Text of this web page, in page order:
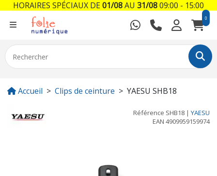
0
Accueil Clips de ceinture YAESU SHB18
Référence SHB18 | YAESU
EAN 4909959159974
HORAIRES SPÉCIAUX DE01/08AU 31/0809:00 - 15:00